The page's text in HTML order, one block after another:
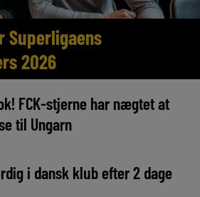
Superligaens
2026
FCK-stjerne har nægtet at
til Ungarn
i dansk klub efter 2 dage